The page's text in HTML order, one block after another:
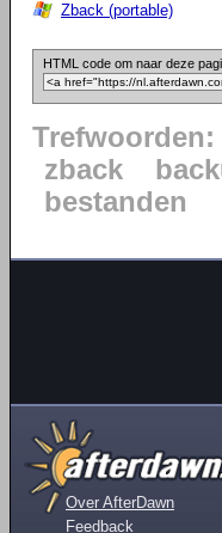
Zback (portable)
HTML code om naar deze
Trefwoorden:
zback
bestanden
Over AfterDawn
Feedback